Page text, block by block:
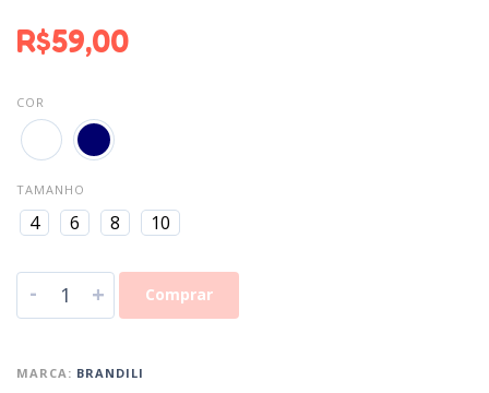
R$59,00
COR
TAMANHO
4 6 8 10
- + Comprar
MARCA: BRANDILI